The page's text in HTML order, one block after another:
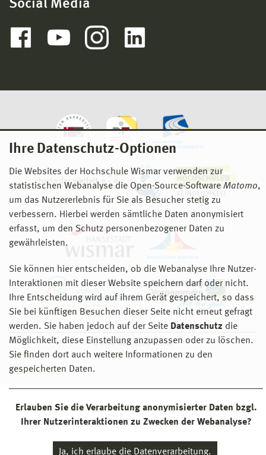
Ihre Datenschutz-Optionen
Die Websites der Hochschule Wismar verwenden zur
statistischen Webanalyse die Open-Source-Software Matomo,
um das Nutzererlebnis für Sie als Besucher stetig zu
verbessern. Hierbei werden sämtliche Daten anonymisiert
erfasst, um den Schutz personenbezogener Daten zu
gewährleisten.
Sie können hier entscheiden, ob die Webanalyse Ihre Nutzer-
Interaktionen mit dieser Website speichern darf oder nicht.
Ihre Entscheidung wird auf ihrem Gerät gespeichert, so dass
Sie bei künftigen Besuchen dieser Seite nicht erneut gefragt
werden. Sie haben jedoch auf der Seite Datenschutz die
Möglichkeit, diese Einstellung anzupassen oder zu löschen.
Sie finden dort auch weitere Informationen zu den
gespeicherten Daten.
Erlauben Sie die Verarbeitung anonymisierter Daten bzgl.
Ihrer Nutzerinteraktionen zu Zwecken der Webanalyse?
Ja, ich erlaube die Datenverarbeitung.
Social Media
© 2026 Hochschule Wismar